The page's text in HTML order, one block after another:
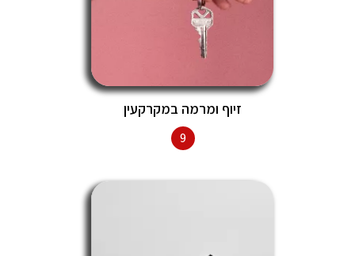
זיוף ומרמה במקרקעין
9